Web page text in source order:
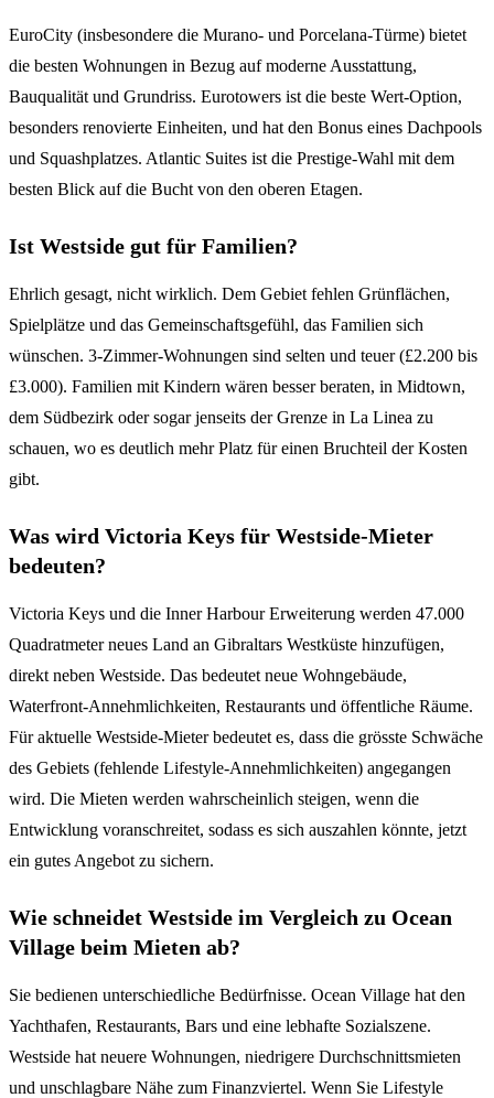
EuroCity (insbesondere die Murano- und Porcelana-Türme) bietet
die besten Wohnungen in Bezug auf moderne Ausstattung,
Bauqualität und Grundriss. Eurotowers ist die beste Wert-Option,
besonders renovierte Einheiten, und hat den Bonus eines Dachpools
und Squashplatzes. Atlantic Suites ist die Prestige-Wahl mit dem
besten Blick auf die Bucht von den oberen Etagen.
Ist Westside gut für Familien?
Ehrlich gesagt, nicht wirklich. Dem Gebiet fehlen Grünflächen,
Spielplätze und das Gemeinschaftsgefühl, das Familien sich
wünschen. 3-Zimmer-Wohnungen sind selten und teuer (£2.200 bis
£3.000). Familien mit Kindern wären besser beraten, in Midtown,
dem Südbezirk oder sogar jenseits der Grenze in La Linea zu
schauen, wo es deutlich mehr Platz für einen Bruchteil der Kosten
gibt.
Was wird Victoria Keys für Westside-Mieter
bedeuten?
Victoria Keys und die Inner Harbour Erweiterung werden 47.000
Quadratmeter neues Land an Gibraltars Westküste hinzufügen,
direkt neben Westside. Das bedeutet neue Wohngebäude,
Waterfront-Annehmlichkeiten, Restaurants und öffentliche Räume.
Für aktuelle Westside-Mieter bedeutet es, dass die grösste Schwäche
des Gebiets (fehlende Lifestyle-Annehmlichkeiten) angegangen
wird. Die Mieten werden wahrscheinlich steigen, wenn die
Entwicklung voranschreitet, sodass es sich auszahlen könnte, jetzt
ein gutes Angebot zu sichern.
Wie schneidet Westside im Vergleich zu Ocean
Village beim Mieten ab?
Sie bedienen unterschiedliche Bedürfnisse. Ocean Village hat den
Yachthafen, Restaurants, Bars und eine lebhafte Sozialszene.
Westside hat neuere Wohnungen, niedrigere Durchschnittsmieten
und unschlagbare Nähe zum Finanzviertel. Wenn Sie Lifestyle